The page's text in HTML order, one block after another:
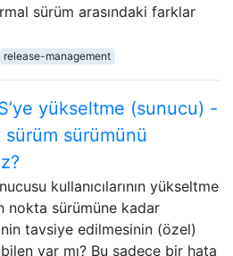
sürüm arasındaki farklar
release-management
yükseltme (sunucu) -
sürümünü
kullanıcılarının yükseltme
nokta sürümüne kadar
tavsiye edilmesinin (özel)
var mı? Bu sadece bir hata